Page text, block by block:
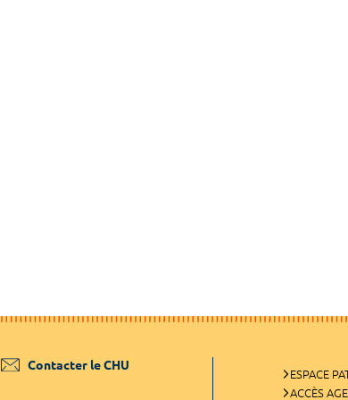
Contacter le CHU
ESPACE
ACCÈS